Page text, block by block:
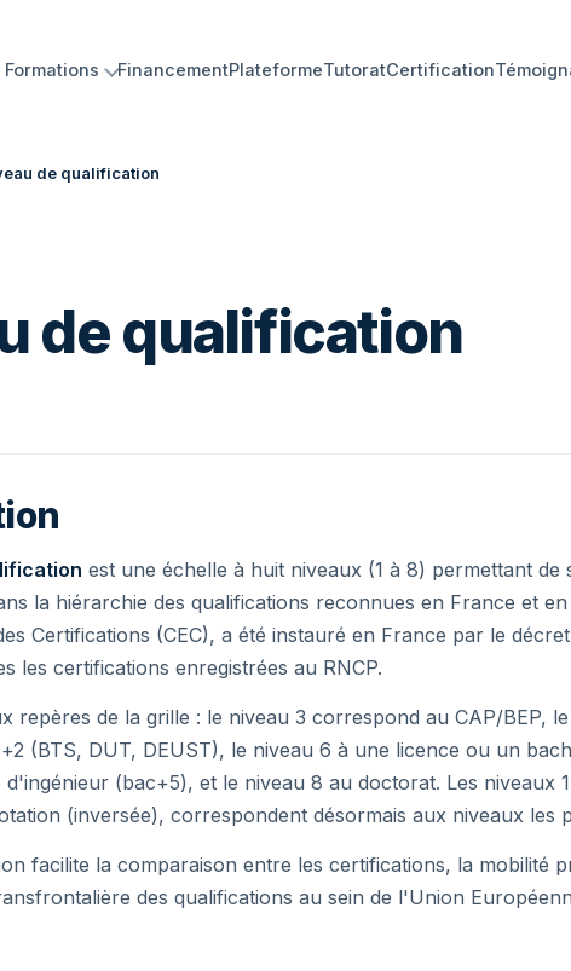
Formations FinancementPlateformeTutoratCertification
de qualification
de qualification
est une échelle à huit niveaux (1 à 8) permettant de
la hiérarchie des qualifications reconnues en France et
Certifications (CEC), a été instauré en France par le
les certifications enregistrées au RNCP.
repères de la grille : le niveau 3 correspond au CAP/BEP,
(BTS, DUT, DEUST), le niveau 6 à une licence ou un
(bac+5), et le niveau 8 au doctorat. Les niveaux
(inversée), correspondent désormais aux niveaux les
facilite la comparaison entre les certifications, la mobilité
des qualifications au sein de l'Union